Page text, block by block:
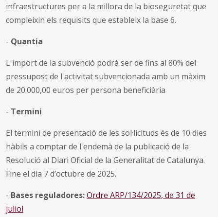
infraestructures per a la millora de la bioseguretat que
compleixin els requisits que estableix la base 6.
- Quantia
L'import de la subvenció podrà ser de fins al 80% del
pressupost de l'activitat subvencionada amb un màxim
de 20.000,00 euros per persona beneficiària
- Termini
El termini de presentació de les sol·licituds és de 10 dies
hàbils a comptar de l'endemà de la publicació de la
Resolució al Diari Oficial de la Generalitat de Catalunya.
Fine el dia 7 d’octubre de 2025.
- Bases reguladores:Ordre ARP/134/2025, de 31 de
juliol